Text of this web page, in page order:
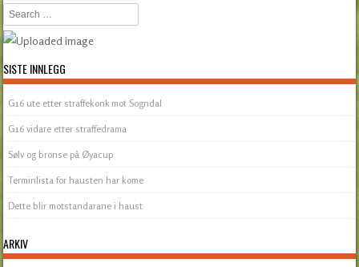
Search
SISTE INNLEGG
G16 ute etter straffekonk mot Sogndal
G16 vidare etter straffedrama
Sølv og bronse på Øyacup
Terminlista for hausten har kome
Dette blir motstandarane i haust
ARKIV